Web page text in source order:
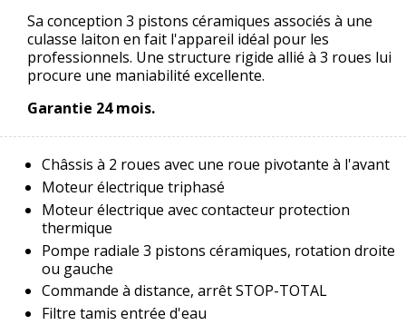
Sa conception 3 pistons céramiques associés à une
culasse laiton en fait l'appareil idéal pour les
professionnels. Une structure rigide allié à 3 roues lui
procure une maniabilité excellente.
Garantie 24 mois.
Châssis à 2 roues avec une roue pivotante à l'avant
Moteur électrique triphasé
Moteur électrique avec contacteur protection
thermique
Pompe radiale 3 pistons céramiques, rotation droite
ou gauche
Commande à distance, arrêt STOP-TOTAL
Filtre tamis entrée d'eau